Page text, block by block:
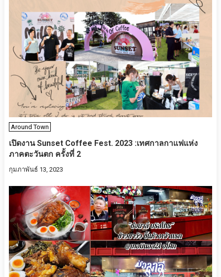
Around Town
เปิดงาน Sunset Coffee Fest. 2023 :เทศกาลกาแฟแห่ง
ภาคตะวันตก ครั้งที่ 2
กุมภาพันธ์ 13, 2023